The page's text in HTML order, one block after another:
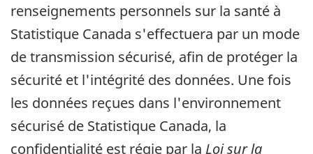
renseignements personnels sur la santé à
Statistique Canada s'effectuera par un mode
de transmission sécurisé, afin de protéger la
sécurité et l'intégrité des données. Une fois
les données reçues dans l'environnement
sécurisé de Statistique Canada, la
confidentialité est régie par la Loi sur la